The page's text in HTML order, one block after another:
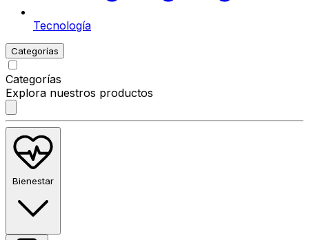
Tecnología
Categorías
Categorías
Explora nuestros productos
Bienestar